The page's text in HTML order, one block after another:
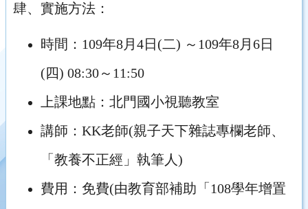
肆、實施方法：
時間：109年8月4日(二) ～109年8月6日
(四) 08:30～11:50
上課地點：北門國小視聽教室
講師：KK老師(親子天下雜誌專欄老師、
「 教養不正經」執筆人)
費用：免費(由教育部補助「108學年增置